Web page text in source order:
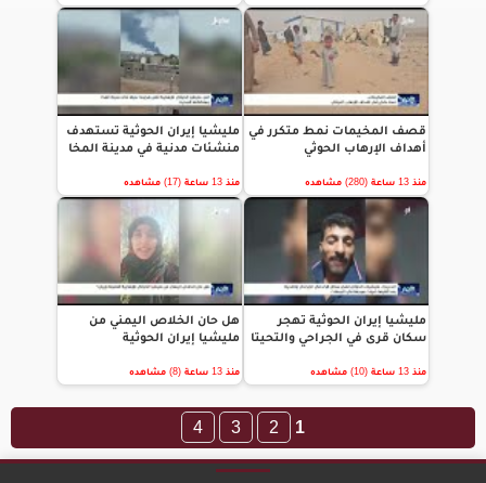
قصف المخيمات نمط متكرر في
أهداف الإرهاب الحوثي
منذ 13 ساعة (280) مشاهده
مليشيا إيران الحوثية تستهدف
منشئات مدنية في مدينة المخا
منذ 13 ساعة (17) مشاهده
مليشيا إيران الحوثية تهجر
سكان قرى في الجراحي والتحيتا
منذ 13 ساعة (10) مشاهده
هل حان الخلاص اليمني من
مليشيا إيران الحوثية
منذ 13 ساعة (8) مشاهده
1
2
3
4